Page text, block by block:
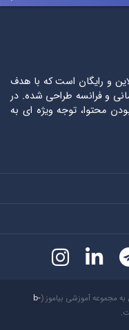
و رایگان است که با هدف
و فرانسه طراحی شده. در
محتوا، توجه ویژه ای به
مجموعه آموزشی بیاموز (b-